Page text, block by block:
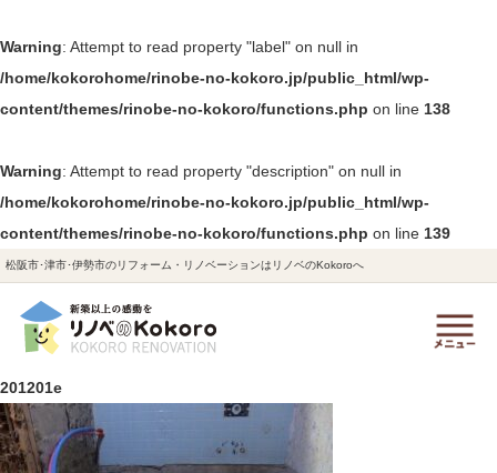
Warning: Attempt to read property "label" on null in
/home/kokorohome/rinobe-no-kokoro.jp/public_html/wp-
content/themes/rinobe-no-kokoro/functions.php on line 138
Warning: Attempt to read property "description" on null in
/home/kokorohome/rinobe-no-kokoro.jp/public_html/wp-
content/themes/rinobe-no-kokoro/functions.php on line 139
松阪市･津市･伊勢市のリフォーム・リノベーションはリノベのKokoroへ
201201e